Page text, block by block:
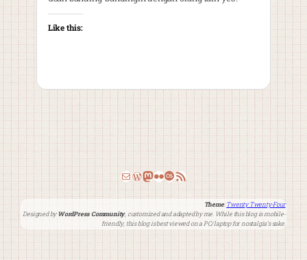
Like this:
Email
WordPress
Mastodon
Flickr
Last.fm
RSS Feed
Theme:Twenty Twenty-Four
Designed byWordPress Community, customized and adapted by me. While this blog is mobile-
friendly, this blog is best viewed on a PC/laptop for nostalgia’s sake.